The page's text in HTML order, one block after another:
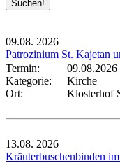
09.08. 2026
Patrozinium St. Kajetan
Termin:
Kategorie:
Kirche
Ort:
Klosterhof
13.08. 2026
Kräuterbuschenbinden